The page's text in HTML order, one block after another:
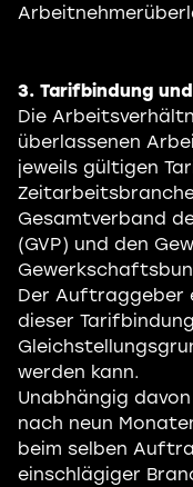
3. Tarifbindung
Die
überlassenen
jeweils gültigen
Gesamtverband
(GVP) und den
Der Auftraggeber
dieser
werden kann.
Unabhängig
nach neun
beim selben
einschlägiger